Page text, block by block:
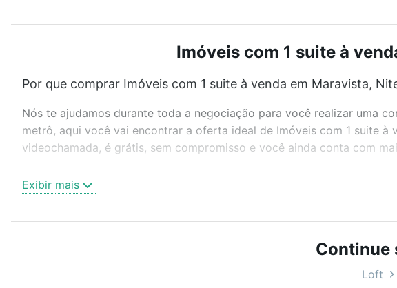
Imóveis com 1 suite à
Por que comprar Imóveis com 1 suite à venda em Maravista,
Nós te ajudamos durante toda a negociação para você realizar uma
metrô, aqui você vai encontrar a oferta ideal de Imóveis com 1 suite
videochamada, é grátis, sem compromisso e você ainda conta com
ou sem vaga de garagem para combinar perfeitamente com o preço,
Imóveis com 1 suite à venda em Maravista, Niterói, RJ ideal para você
Qual o preço de Imóveis com 1 suite à venda em Maravista,
Exibir mais
Continue
Loft